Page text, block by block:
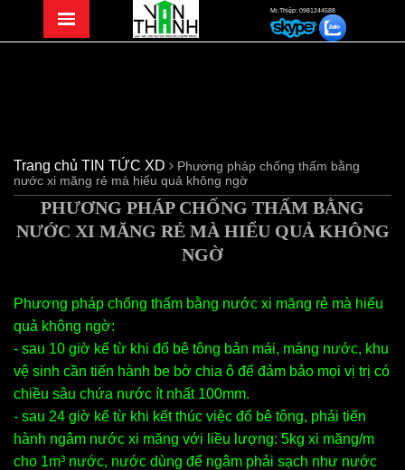
Mr.Thiệp: 0981244588
Trang chủ TIN TỨC XD
Phương pháp chống thấm bằng
nước xi măng rẻ mà hiểu quả không ngờ
PHƯƠNG PHÁP CHỐNG THẤM BẰNG
NƯỚC XI MĂNG RẺ MÀ HIỂU QUẢ KHÔNG
NGỜ
Phương pháp chống thấm bằng nước xi măng rẻ mà hiểu
quả không ngờ:
- sau 10 giờ kể từ khi đổ bê tông bản mái, máng nước, khu
vệ sinh cần tiến hành be bờ chia ô để đảm bảo mọi vị trị có
chiều sâu chứa nước ít nhất 100mm.
- sau 24 giờ kể từ khi kết thúc việc đổ bê tông, phải tiến
hành ngâm nước xi măng với liều lượng: 5kg xi măng/m
cho 1m³ nước, nước dùng để ngâm phải sạch như nước